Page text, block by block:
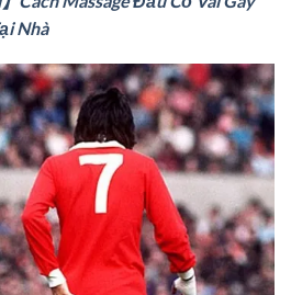
Nhà